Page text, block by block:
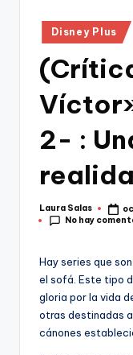
Publicado
en
Disney Plus
2- :
Publicado
por
Laura Salas
No hay
Hay series que
el sofá. Este tipo
gloria por la vida
otras destinadas
cánones